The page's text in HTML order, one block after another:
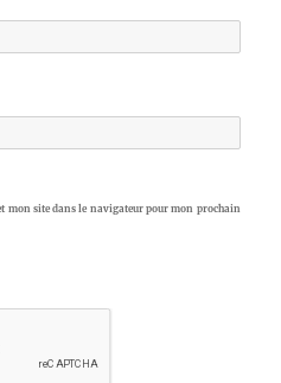
mon site dans le navigateur pour mon prochain